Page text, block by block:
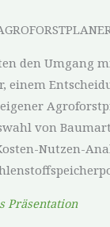
den Umgang
einem
von
Nutzen-
Präsentation